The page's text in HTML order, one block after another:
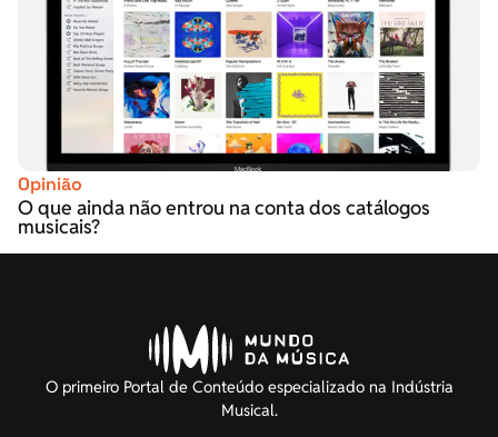
Opinião
O que ainda não entrou na conta dos catálogos
musicais?
O primeiro Portal de Conteúdo especializado na Indústria
Musical.